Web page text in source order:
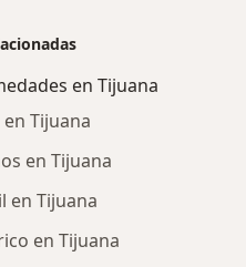
en Tijuana
Tijuana
en Tijuana
en Tijuana
en Tijuana